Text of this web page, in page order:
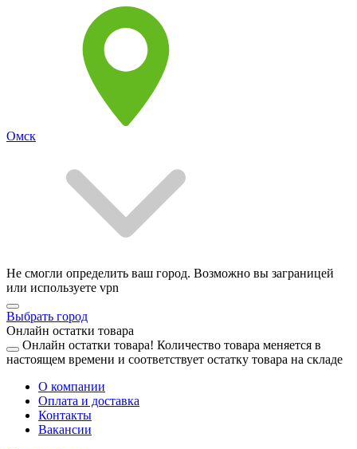
Омск
Не смогли определить ваш город. Возможно вы заграницей
или используете vpn
Выбрать город
Онлайн остатки товара
Онлайн остатки товара! Количество товара меняется в
настоящем времени и соответствует остатку товара на складе
О компании
Оплата и доставка
Контакты
Вакансии